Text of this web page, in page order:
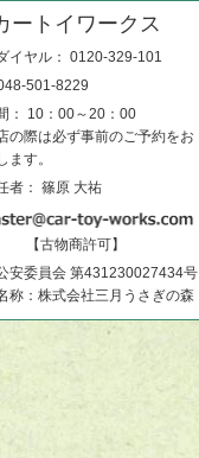
ートイワークス
イヤル： 0120-329-101
501-8229
： 10：00～20：00
の際は必ず事前のご予約をお
ます。
者： 篠原 大祐
【古物商許可】
安委員会 第431230027434号
称：株式会社三月うさぎの森